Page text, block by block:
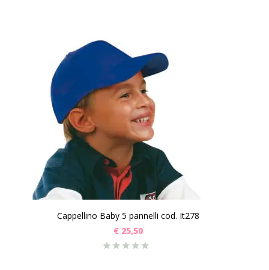
Cappellino Baby 5 pannelli cod. It278
€ 25,50